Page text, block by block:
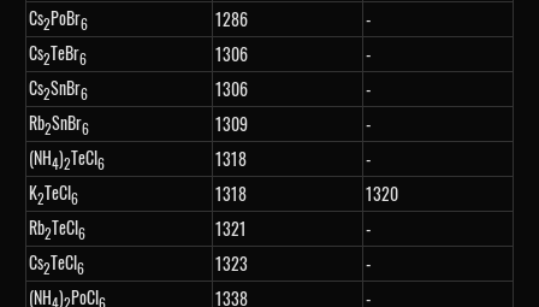
Cs2PoBr6 1286
-
Cs2TeBr6 1306
-
Cs2SnBr6 1306
-
Rb2SnBr6 1309
-
(NH4)2TeCl6 1318
-
K2TeCl6 1318
1320
Rb2TeCl6 1321
-
Cs2TeCl6 1323
-
(NH4)2PoCl6 1338
-